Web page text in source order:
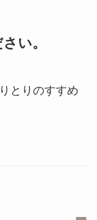
い。
とりのすすめ